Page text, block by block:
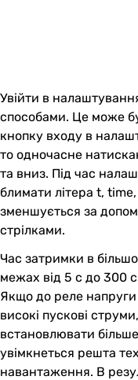
Увійти в
способами. Це може
кнопку входу в
то одночасне
та вниз. Під час
блимати літера t,
зменшується за
стрілками.
Час затримки в
межах від 5 с до 300
Якщо до реле
високі пускові
встановлювати
увімкнеться решта
навантаження. В